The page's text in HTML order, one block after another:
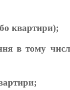
квартири);
в тому